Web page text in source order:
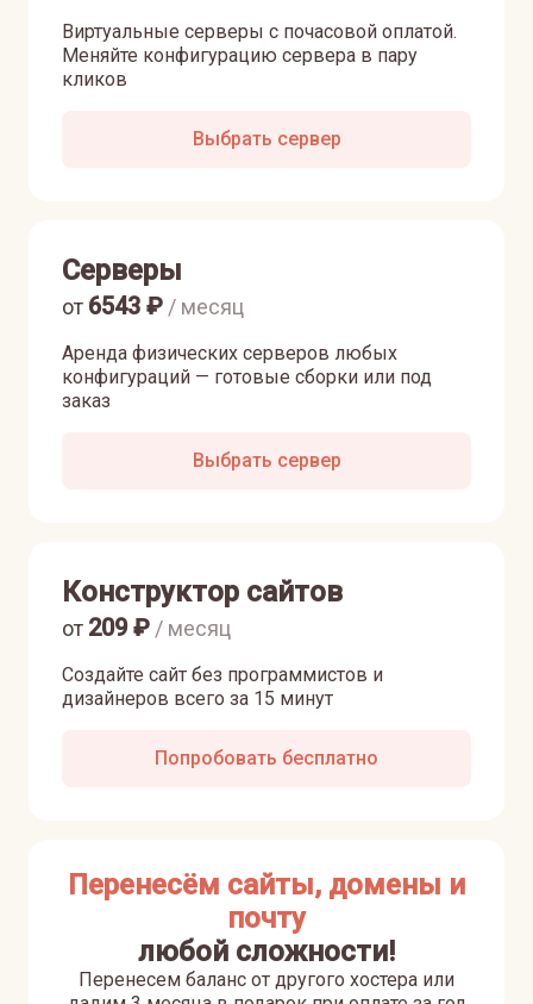
Виртуальные серверы с почасовой оплатой.
Меняйте конфигурацию сервера в пару
кликов
Выбрать сервер
Серверы
Аренда физических серверов любых
конфигураций — готовые сборки или под
заказ
от 6543 ₽ / месяц
Выбрать сервер
Конструктор сайтов
Создайте сайт без программистов и
дизайнеров всего за 15 минут
от 209₽ / месяц
Попробовать бесплатно
Перенесём сайты, домены и
почту
любой сложности!
Перенесем баланс от другого хостера или